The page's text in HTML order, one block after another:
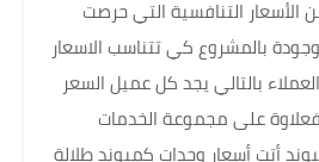
الأسعار التنافسية التي حرصت
بالمشروع كي تتناسب الاسعار
بالتالي يجد كل عميل السعر
فعلاوة على مجموعة الخدمات
أتت أسعار وحدات كمبوند طلالة